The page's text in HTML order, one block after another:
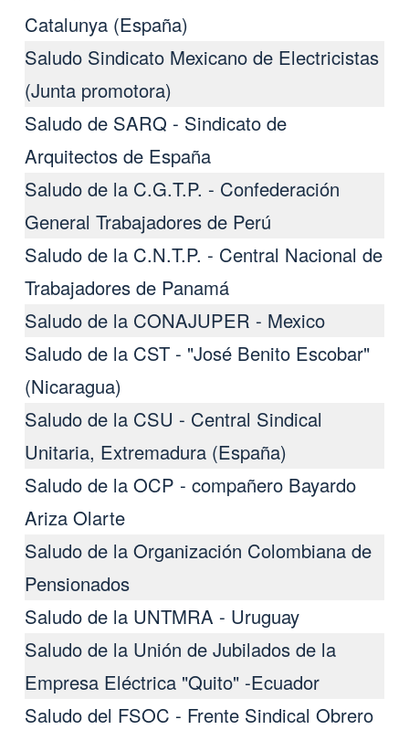
Catalunya (España)
Saludo Sindicato Mexicano de Electricistas
(Junta promotora)
Saludo de SARQ - Sindicato de
Arquitectos de España
Saludo de la C.G.T.P. - Confederación
General Trabajadores de Perú
Saludo de la C.N.T.P. - Central Nacional de
Trabajadores de Panamá
Saludo de la CONAJUPER - Mexico
Saludo de la CST - "José Benito Escobar"
(Nicaragua)
Saludo de la CSU - Central Sindical
Unitaria, Extremadura (España)
Saludo de la OCP - compañero Bayardo
Ariza Olarte
Saludo de la Organización Colombiana de
Pensionados
Saludo de la UNTMRA - Uruguay
Saludo de la Unión de Jubilados de la
Empresa Eléctrica "Quito" -Ecuador
Saludo del FSOC - Frente Sindical Obrero